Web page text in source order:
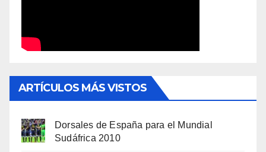
ARTÍCULOS MÁS VISTOS
Dorsales de España para el Mundial
Sudáfrica 2010